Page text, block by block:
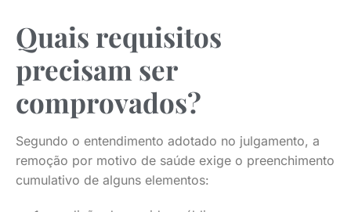
Quais requisitos
precisam ser
comprovados?
Segundo o entendimento adotado no julgamento, a
remoção por motivo de saúde exige o preenchimento
cumulativo de alguns elementos: